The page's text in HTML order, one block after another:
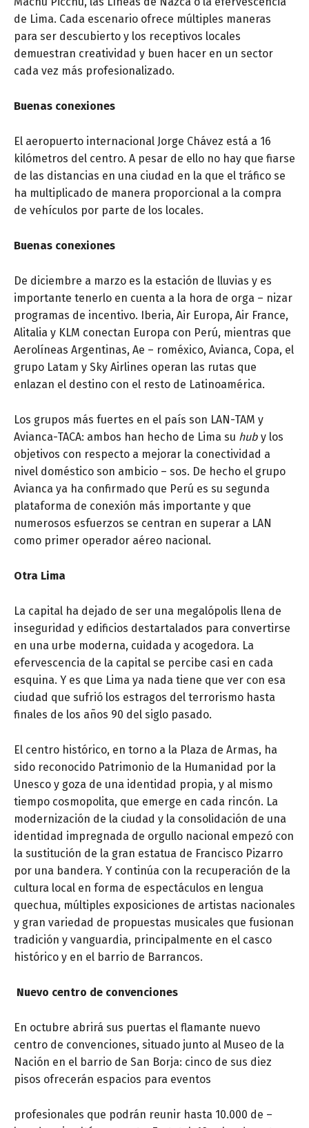
de Lima. Cada escenario ofrece múltiples maneras
para ser descubierto y los receptivos locales
demuestran creatividad y buen hacer en un sector
cada vez más profesionalizado.
Buenas conexiones
El aeropuerto internacional Jorge Chávez está a 16
kilómetros del centro. A pesar de ello no hay que fiarse
de las distancias en una ciudad en la que el tráfico se
ha multiplicado de manera proporcional a la compra
de vehículos por parte de los locales.
Buenas conexiones
De diciembre a marzo es la estación de lluvias y es
importante tenerlo en cuenta a la hora de orga – nizar
programas de incentivo. Iberia, Air Europa, Air France,
Alitalia y KLM conectan Europa con Perú, mientras que
Aerolíneas Argentinas, Ae – roméxico, Avianca, Copa, el
grupo Latam y Sky Airlines operan las rutas que
enlazan el destino con el resto de Latinoamérica.
Los grupos más fuertes en el país son LAN-TAM y
Avianca-TACA: ambos han hecho de Lima su hub y los
objetivos con respecto a mejorar la conectividad a
nivel doméstico son ambicio – sos. De hecho el grupo
Avianca ya ha confirmado que Perú es su segunda
plataforma de conexión más importante y que
numerosos esfuerzos se centran en superar a LAN
como primer operador aéreo nacional.
Otra Lima
La capital ha dejado de ser una megalópolis llena de
inseguridad y edificios destartalados para convertirse
en una urbe moderna, cuidada y acogedora. La
efervescencia de la capital se percibe casi en cada
esquina. Y es que Lima ya nada tiene que ver con esa
ciudad que sufrió los estragos del terrorismo hasta
finales de los años 90 del siglo pasado.
El centro histórico, en torno a la Plaza de Armas, ha
sido reconocido Patrimonio de la Humanidad por la
Unesco y goza de una identidad propia, y al mismo
tiempo cosmopolita, que emerge en cada rincón. La
modernización de la ciudad y la consolidación de una
identidad impregnada de orgullo nacional empezó con
la sustitución de la gran estatua de Francisco Pizarro
por una bandera. Y continúa con la recuperación de la
cultura local en forma de espectáculos en lengua
quechua, múltiples exposiciones de artistas nacionales
y gran variedad de propuestas musicales que fusionan
tradición y vanguardia, principalmente en el casco
histórico y en el barrio de Barrancos.
Nuevo centro de convenciones
En octubre abrirá sus puertas el flamante nuevo
centro de convenciones, situado junto al Museo de la
Nación en el barrio de San Borja: cinco de sus diez
pisos ofrecerán espacios para eventos
profesionales que podrán reunir hasta 10.000 de –